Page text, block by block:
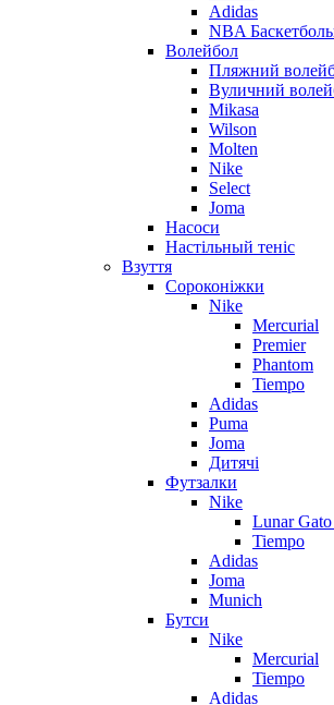
Adidas
NBA
Волейбол
Пляжний
Вуличний
Mikasa
Wilson
Molten
Nike
Select
Joma
Насоси
Настільный теніс
Взуття
Сороконіжки
Nike
Mercurial
Premier
Phantom
Tiempo
Adidas
Puma
Joma
Дитячі
Футзалки
Nike
Lunar
Tiempo
Adidas
Joma
Munich
Бутси
Nike
Mercurial
Tiempo
Adidas